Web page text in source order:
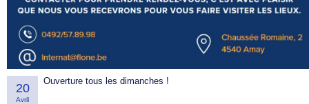
20
Avril
Ouverture tous les dimanches !